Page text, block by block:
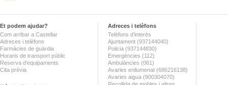
Et podem ajudar?
Com arribar a Castellar
Adreces i telèfons
Farmàcies de guàrdia
Horaris de transport públic
Reserva d'equipaments
Cita prèvia
Adreces i telèfons
Telèfons d'interès
Ajuntament (937144040)
Policia (937144830)
Emergències (112)
Ambulàncies (061)
Avaries enllumenat (686216138)
Avaries aigua (900304070)